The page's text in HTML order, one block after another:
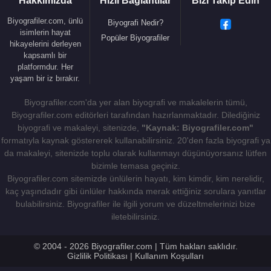
2010 - Heberler (Serhat) (TV Dizisi)
2010 - Veda (
2009 - Benim Annem Bir Melek (İbadullah)(TV
Dizisi)
2008 - 2009 - Yol Arkadaşım (İlker Elmastaş)(TV
2008 - Nokta (Selim) (film)
2006 - 2008 - Hatırla Sevgili (Kamil)(TV Dizisi)
2001 - Saksıdaki Ağaç (Durmuş)(TV Dizisi)
2000 - Bizim Evin Halleri (Karl Gurur)(TV Dizisi)
Kaynak:Biyografiler.com
Biyografiler.com, ünlü
isimlerin hayat
hikayelerini derleyen
kapsamlı bir
platformdur. Her
yaşam bir iz bırakır.
Biyografi Nedir?
Popüler Biyografiler
Biyografiler.com'da yer alan biyografi ve makalelerin tümü,
Biyografiler.com editörleri tarafından hazırlanmaktadır. Dilediğiniz
biyografi ve makaleyi, sitenizde, "Kaynak: Biyografiler.com"
formatıyla kaynak göstererek kullanabilirsiniz. 20'den fazla biyografi ya
da makaleyi, sitenizde toplu olarak kullanmayı düşünüyorsanız lütfen
bizimle temasa geçiniz.
Biyografiler.com sitemizde ünlülerin hayatı, kim kimdir, kim nerelidir,
kaç yaşındadır gibi ünlüler hakkında merak ettiğiniz sorulara yanıtlar
bulabilirsiniz. Biyografiler ile ilgili yorum ve düzeltmelerinizi bize
iletebilirsiniz.
© 2004 - 2026 Biyografiler.com | Tüm hakları saklıdır.
Gizlilik Politikası | Kullanım Koşulları